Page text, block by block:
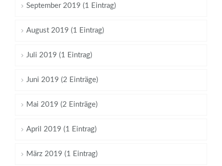
September 2019 (1 Eintrag)
August 2019 (1 Eintrag)
Juli 2019 (1 Eintrag)
Juni 2019 (2 Einträge)
Mai 2019 (2 Einträge)
April 2019 (1 Eintrag)
März 2019 (1 Eintrag)